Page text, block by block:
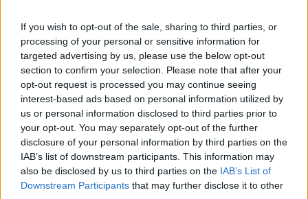
If you wish to opt-out of the sale, sharing to third parties, or
processing of your personal or sensitive information for
targeted advertising by us, please use the below opt-out
section to confirm your selection. Please note that after your
opt-out request is processed you may continue seeing
interest-based ads based on personal information utilized by
us or personal information disclosed to third parties prior to
your opt-out. You may separately opt-out of the further
disclosure of your personal information by third parties on the
IAB’s list of downstream participants. This information may
also be disclosed by us to third parties on the IAB’s List of
Downstream Participants that may further disclose it to other
ĢIMENES VESELĪBA
Nepilni 20 tūkstoši mēnesī – summa, kas jāsedz vecākiem,
lai glābtu sava bērna dzīvību